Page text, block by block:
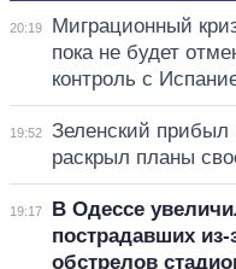
20:19
Миграционный
пока не будет
контроль с
19:52
Зеленский
раскрыл планы
19:17
В Одессе
пострадавших из-
обстрелов